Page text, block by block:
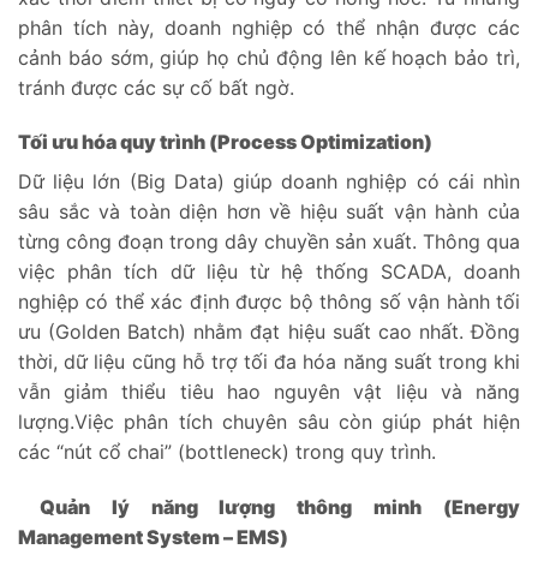
phân tích này, doanh nghiệp có thể nhận được các
cảnh báo sớm, giúp họ chủ động lên kế hoạch bảo trì,
tránh được các sự cố bất ngờ.
Tối ưu hóa quy trình (Process Optimization)
Dữ liệu lớn (Big Data) giúp doanh nghiệp có cái nhìn
sâu sắc và toàn diện hơn về hiệu suất vận hành của
từng công đoạn trong dây chuyền sản xuất. Thông qua
việc phân tích dữ liệu từ hệ thống SCADA, doanh
nghiệp có thể xác định được bộ thông số vận hành tối
ưu (Golden Batch) nhằm đạt hiệu suất cao nhất. Đồng
thời, dữ liệu cũng hỗ trợ tối đa hóa năng suất trong khi
vẫn giảm thiểu tiêu hao nguyên vật liệu và năng
lượng.Việc phân tích chuyên sâu còn giúp phát hiện
các “nút cổ chai” (bottleneck) trong quy trình.
Quản lý năng lượng thông minh (Energy
Management System – EMS)